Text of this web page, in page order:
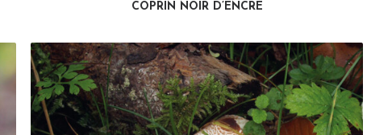
COPRIN NOIR D’ENCRE